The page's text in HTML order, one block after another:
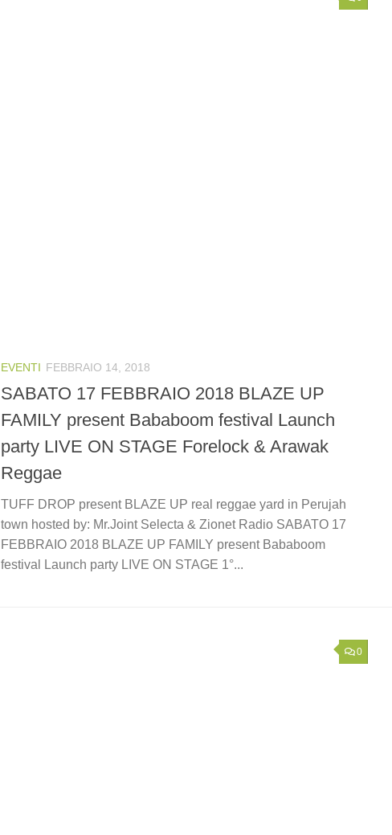
EVENTI FEBBRAIO 14, 2018
SABATO 17 FEBBRAIO 2018 BLAZE UP
FAMILY present Bababoom festival Launch
party LIVE ON STAGE Forelock & Arawak
Reggae
TUFF DROP present BLAZE UP real reggae yard in Perujah
town hosted by: Mr.Joint Selecta & Zionet Radio SABATO 17
FEBBRAIO 2018 BLAZE UP FAMILY present Bababoom
festival Launch party LIVE ON STAGE 1°...
0